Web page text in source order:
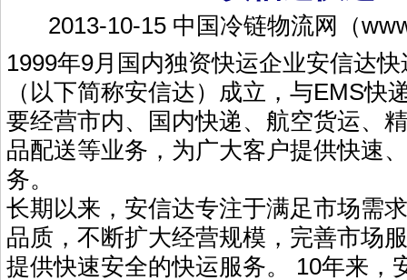
2013-10-15 中国冷链物流网（
1999年9月国内独资快运企业安信达
（以下简称安信达）成立，与EMS快
要经营市内、国内快递、航空货运、
品配送等业务，为广大客户提供快速
务。
长期以来，安信达专注于满足市场需
品质，不断扩大经营规模，完善市场
提供快速安全的快运服务。 10年来，